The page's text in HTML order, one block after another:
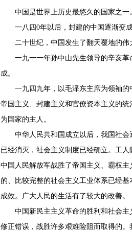
中国是世界上历史最悠久的国家之一
一八四0年以后，封建的中国逐渐变成
二十世纪，中国发生了翻天覆地的伟
一九一一年孙中山先生领导的辛亥革
成。
一九四九年，以毛泽东主席为领袖的
帝国主义、封建主义和官僚资本主义的
为国家的主人。
中华人民共和国成立以后，我国社会
已经消灭，社会主义制度已经确立。工
中国人民解放军战胜了帝国主义、霸权
的、比较完整的社会主义工业体系已经
成效。广大人民的生活有了较大的改善。
中国新民主主义革命的胜利和社会主
修正错误，战胜许多艰难险阻而取得的